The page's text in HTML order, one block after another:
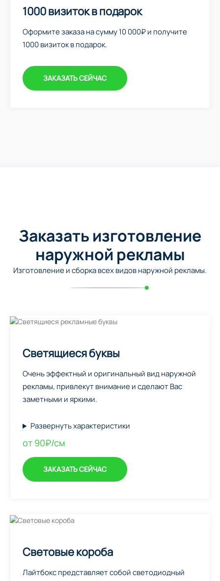
1000 визиток в подарок
Оформите заказа на сумму 10 000₽ и получите
1000 визиток в подарок.
ЗАКАЗАТЬ СЕЙЧАС
Заказать изготовление
наружной рекламы
Изготовление и сборка всех видов наружной рекламы.
Светящиеся буквы
Очень эффектный и оригинальный вид наружной
рекламы, привлекут внимание и сделают Вас
заметными и яркими.
Развернуть характеристики
от 90₽/см
ЗАКАЗАТЬ СЕЙЧАС
Световые короба
Лайтбокс представляет собой светодиодный